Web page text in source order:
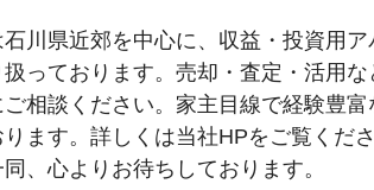
石川県近郊を中心に、収益・投資用ア
っております。売却・査定・活用な
相談ください。家主目線で経験豊富
ます。詳しくは当社HPをご覧くだ
、心よりお待ちしております。